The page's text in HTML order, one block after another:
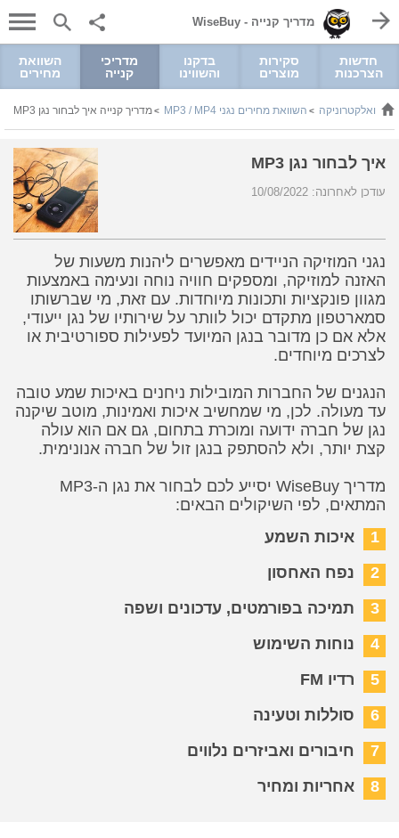
מדריך קנייה - WiseBuy
חדשות
הצרכנות
סקירות
מוצרים
בדקנו
והשווינו
מדריכי
קנייה
השוואת
מחירים
ואלקטרוניקה > השוואת מחירים נגני MP3 / MP4 >מדריך קנייה איך לבחור נגן MP3
איך לבחור נגן MP3
עודכן לאחרונה: 10/08/2022
נגני המוזיקה הניידים מאפשרים ליהנות משעות של
האזנה למוזיקה, ומספקים חוויה נוחה ונעימה באמצעות
מגוון פונקציות ותכונות מיוחדות. עם זאת, מי שברשותו
סמארטפון מתקדם יכול לוותר על שירותיו של נגן ייעודי,
אלא אם כן מדובר בנגן המיועד לפעילות ספורטיבית או
לצרכים מיוחדים.
הנגנים של החברות המובילות ניחנים באיכות שמע טובה
עד מעולה. לכן, מי שמחשיב איכות ואמינות, מוטב שיקנה
נגן של חברה ידועה ומוכרת בתחום, גם אם הוא עולה
קצת יותר, ולא להסתפק בנגן זול של חברה אנונימית.
מדריך WiseBuy יסייע לכם לבחור את נגן ה-MP3
המתאים, לפי השיקולים הבאים:
1
איכות השמע
2
נפח האחסון
3
תמיכה בפורמטים, עדכונים ושפה
4
נוחות השימוש
5
רדיו FM
6
סוללות וטעינה
7
חיבורים ואביזרים נלווים
8
אחריות ומחיר